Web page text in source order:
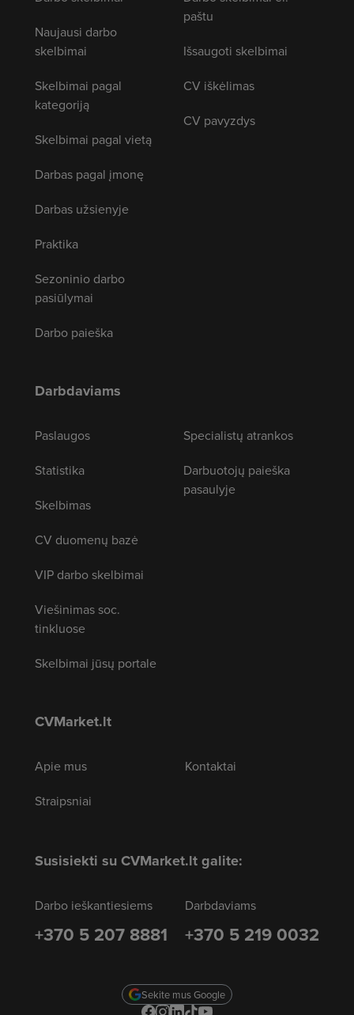
Naujausi darbo
skelbimai
Skelbimai pagal
kategoriją
Skelbimai pagal vietą
Darbas pagal įmonę
Darbas užsienyje
Praktika
Sezoninio darbo
pasiūlymai
Darbo paieška
paštu
Išsaugoti skelbimai
CV iškėlimas
CV pavyzdys
Darbdaviams
Paslaugos
Statistika
Skelbimas
CV duomenų bazė
VIP darbo skelbimai
Viešinimas soc.
tinkluose
Skelbimai jūsų portale
Specialistų atrankos
Darbuotojų paieška
pasaulyje
CVMarket.lt
Apie mus
Straipsniai
Kontaktai
Susisiekti su CVMarket.lt galite:
Darbo ieškantiesiems
+370 5 207 8881
Darbdaviams
+370 5 219 0032
Sekite mus Google